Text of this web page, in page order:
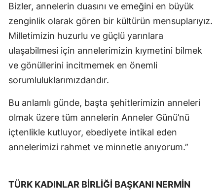
Bizler, annelerin duasını ve emeğini en büyük
zenginlik olarak gören bir kültürün mensuplarıyız.
Milletimizin huzurlu ve güçlü yarınlara
ulaşabilmesi için annelerimizin kıymetini bilmek
ve gönüllerini incitmemek en önemli
sorumluluklarımızdandır.
Bu anlamlı günde, başta şehitlerimizin anneleri
olmak üzere tüm annelerin Anneler Günü’nü
içtenlikle kutluyor, ebediyete intikal eden
annelerimizi rahmet ve minnetle anıyorum.”
TÜRK KADINLAR BİRLİĞİ BAŞKANI NERMİN